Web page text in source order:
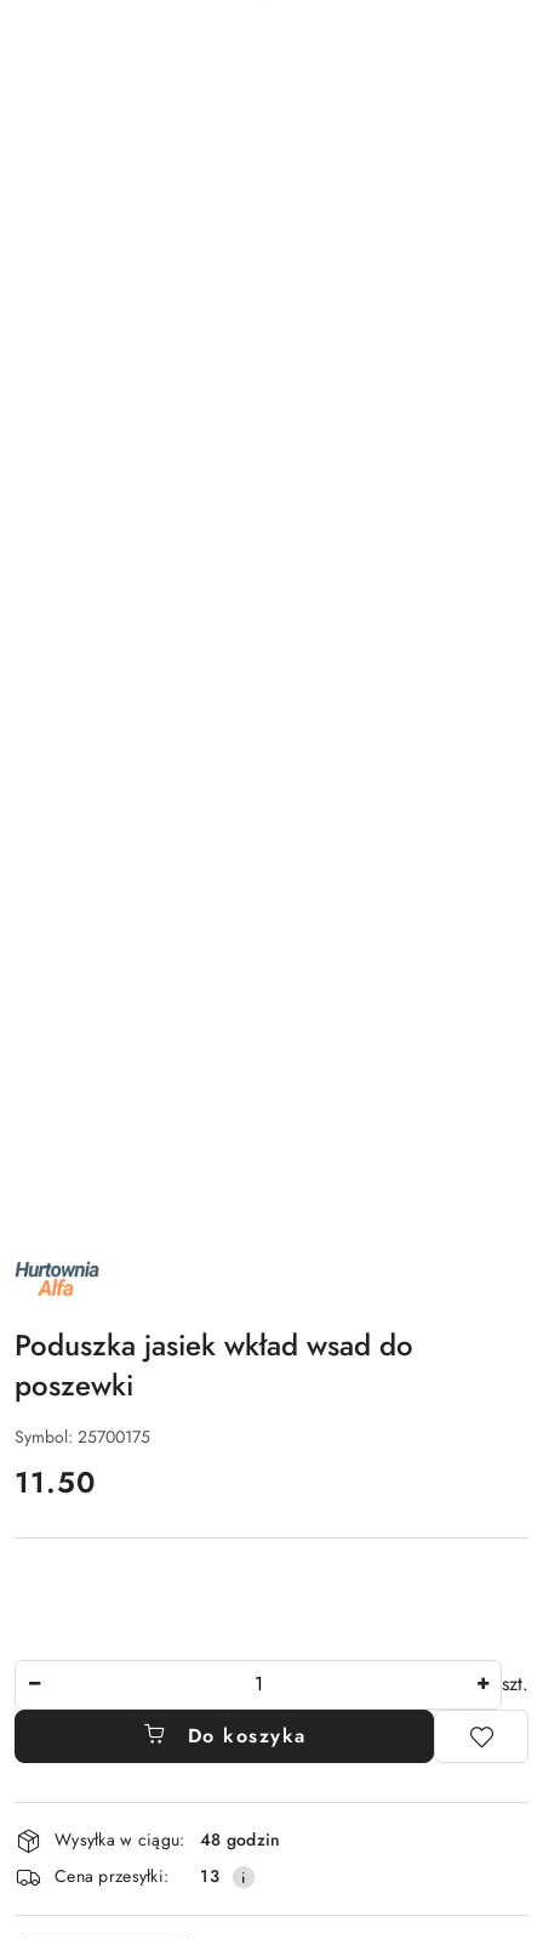
NAZWA
PRODUCENTA:
ALFA
Poduszka jasiek wkład wsad do
poszewki
Symbol: 25700175
cena:
11.50
szt.
Do koszyka
Dostępność
i
dostawa
Wysyłka w ciągu:
48 godzin
Cena przesyłki:
13